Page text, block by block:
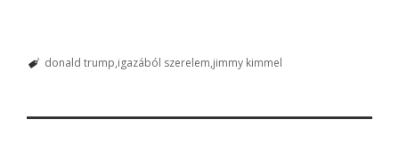
donald trump igazából szerelem jimmy kimmel